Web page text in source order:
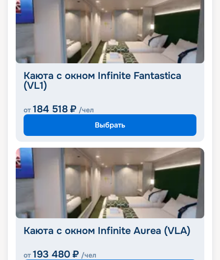
Каюта с окном Infinite Fantastica
(VL1)
от 184 518 ₽ /чел
Выбрать
Каюта с окном Infinite Aurea (VLA)
от 193 480 ₽ /чел